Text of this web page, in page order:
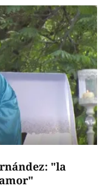
"la